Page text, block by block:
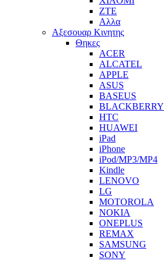
ZTE
Αλλα
Αξεσουαρ Κινητης
Θηκες
ACER
ALCATEL
APPLE
ASUS
BASEUS
BLACKBERRY
HTC
HUAWEI
iPad
iPhone
iPod/MP3/MP4
Kindle
LENOVO
LG
MOTOROLA
NOKIA
ONEPLUS
REMAX
SAMSUNG
SONY